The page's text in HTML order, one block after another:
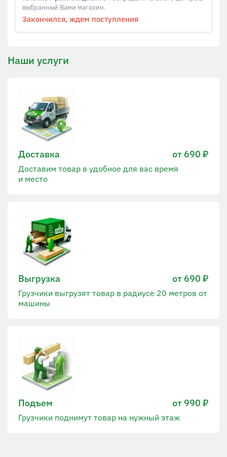
выбранный Вами магазин.
Закончился, ждем поступления
Наши услуги
Доставка от 690 ₽
Доставим товар в удобное для вас время
и место
Выгрузка от 690 ₽
Грузчики выгрузят товар в радиусе 20 метров от
машины
Подъем от 990 ₽
Грузчики поднимут товар на нужный этаж